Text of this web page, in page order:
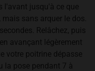
l'avant jusqu'à ce que
sans arquer le dos.
Relâchez, puis
avançant légèrement
votre poitrine dépasse
la pose pendant 7 à